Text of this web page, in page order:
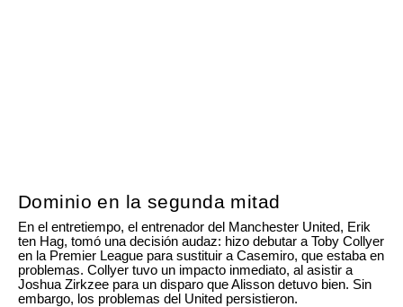
Dominio en la segunda mitad
En el entretiempo, el entrenador del Manchester United, Erik
ten Hag, tomó una decisión audaz: hizo debutar a Toby Collyer
en la Premier League para sustituir a Casemiro, que estaba en
problemas. Collyer tuvo un impacto inmediato, al asistir a
Joshua Zirkzee para un disparo que Alisson detuvo bien. Sin
embargo, los problemas del United persistieron.